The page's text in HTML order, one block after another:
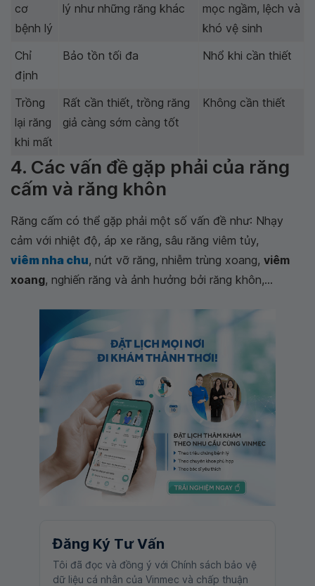
cơ
bệnh lý
lý như những răng khác
mọc ngầm, lệch và
khó vệ sinh
Chỉ
định
Bảo tồn tối đa Nhổ khi cần thiết
Trồng
lại răng
khi mất
Rất cần thiết, trồng răng
giả càng sớm càng tốt
Không cần thiết
4. Các vấn đề gặp phải của răng
cấm và răng khôn
Răng cấm có thể gặp phải một số vấn đề như: Nhạy
cảm với nhiệt độ, áp xe răng, sâu răng viêm tủy,
viêm nha chu, nứt vỡ răng, nhiễm trùng xoang, viêm
xoang, nghiến răng và ảnh hưởng bởi răng khôn,...
Đăng Ký Tư Vấn
Tôi đã đọc và đồng ý với Chính sách bảo vệ
dữ liệu cá nhân của Vinmec và chấp thuận